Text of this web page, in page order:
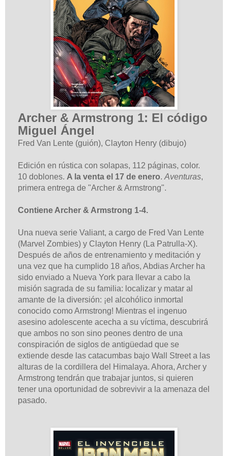
Archer & Armstrong 1: El código
Miguel Ángel
Fred Van Lente (guión), Clayton Henry (dibujo)
Edición en rústica con solapas, 112 páginas, color.
10 doblones. A la venta el 17 de enero. Aventuras,
primera entrega de "Archer & Armstrong".
Contiene Archer & Armstrong 1-4.
Una nueva serie Valiant, a cargo de Fred Van Lente
(Marvel Zombies) y Clayton Henry (La Patrulla-X).
Después de años de entrenamiento y meditación y
una vez que ha cumplido 18 años, Abdias Archer ha
sido enviado a Nueva York para llevar a cabo la
misión sagrada de su familia: localizar y matar al
amante de la diversión: ¡el alcohólico inmortal
conocido como Armstrong! Mientras el ingenuo
asesino adolescente acecha a su víctima, descubrirá
que ambos no son sino peones dentro de una
conspiración de siglos de antigüedad que se
extiende desde las catacumbas bajo Wall Street a las
alturas de la cordillera del Himalaya. Ahora, Archer y
Armstrong tendrán que trabajar juntos, si quieren
tener una oportunidad de sobrevivir a la amenaza del
pasado.